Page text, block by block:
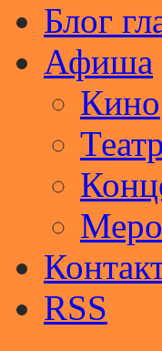
Блог
Афиша
Кино
RSS